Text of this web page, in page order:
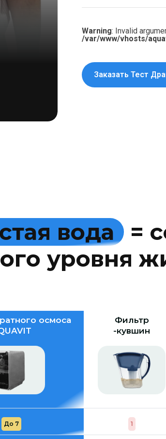
Warning: Invalid
/var/www/vhosts/
Заказать Тест
стая вода = с
ого уровня ж
осмоса
Фильтр
-кувшин
До 7 1